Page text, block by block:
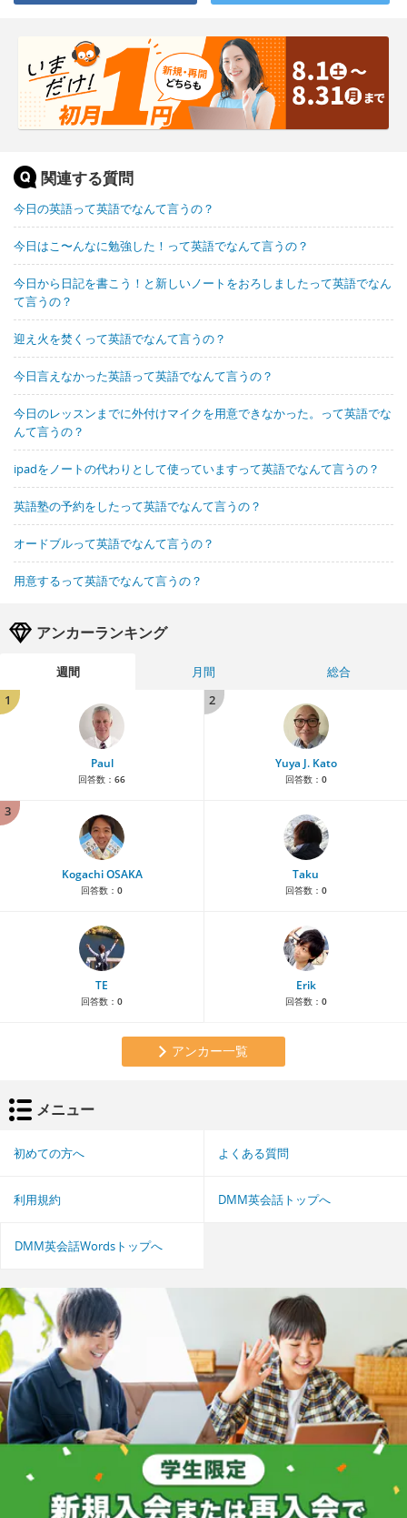
関連する質問
今日の英語って英語でなんて言うの？
今日はこ〜んなに勉強した！って英語でなんて言うの？
今日から日記を書こう！と新しいノートをおろしましたって英語でなん
て言うの？
迎え火を焚くって英語でなんて言うの？
今日言えなかった英語って英語でなんて言うの？
今日のレッスンまでに外付けマイクを用意できなかった。って英語でな
んて言うの？
ipadをノートの代わりとして使っていますって英語でなんて言うの？
英語塾の予約をしたって英語でなんて言うの？
オードブルって英語でなんて言うの？
用意するって英語でなんて言うの？
アンカーランキング
週間 月間
総合
1
Paul
回答数： 66
2
Yuya J. Kato
回答数： 0
3
Kogachi OSAKA
回答数： 0
Taku
回答数： 0
TE
回答数： 0
Erik
回答数： 0
アンカー一覧
メニュー
初めての方へ よくある質問
利用規約 DMM英会話トップへ
DMM英会話Wordsトップへ